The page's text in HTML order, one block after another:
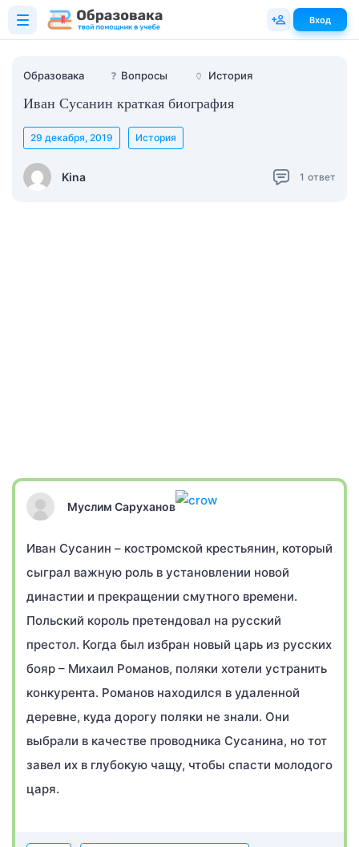
Образовака ❓ Вопросы 🏺 История
Иван Сусанин краткая биография
Kina
29 декабря, 2019 История
1 ответ
Муслим Саруханов
Иван Сусанин – костромской крестьянин, который
сыграл важную роль в установлении новой
династии и прекращении смутного времени.
Польский король претендовал на русский
престол. Когда был избран новый царь из русских
бояр – Михаил Романов, поляки хотели устранить
конкурента. Романов находился в удаленной
деревне, куда дорогу поляки не знали. Они
выбрали в качестве проводника Сусанина, но тот
завел их в глубокую чащу, чтобы спасти молодого
царя.
Вход